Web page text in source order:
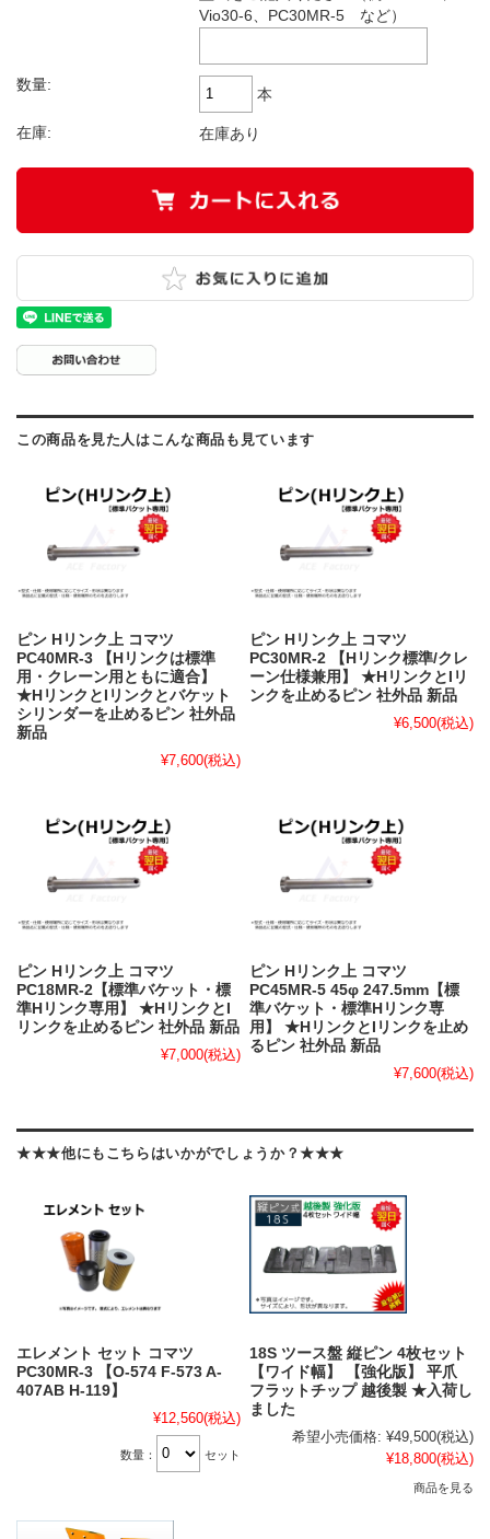
Vio30-6、PC30MR-5 など）
数量:
本
在庫: 在庫あり
この商品を見た人はこんな商品も見ています
ピン Hリンク上 コマツ
PC40MR-3 【Hリンクは標準
用・クレーン用ともに適合】
★HリンクとIリンクとバケット
シリンダーを止めるピン 社外品
新品
¥7,600(税込)
ピン Hリンク上 コマツ
PC30MR-2 【Hリンク標準/クレ
ーン仕様兼用】 ★HリンクとIリ
ンクを止めるピン 社外品 新品
¥6,500(税込)
ピン Hリンク上 コマツ
PC18MR-2【標準バケット・標
準Hリンク専用】 ★HリンクとI
リンクを止めるピン 社外品 新品
¥7,000(税込)
ピン Hリンク上 コマツ
PC45MR-5 45φ 247.5mm【標
準バケット・標準Hリンク専
用】 ★HリンクとIリンクを止め
るピン 社外品 新品
¥7,600(税込)
★★★他にもこちらはいかがでしょうか？★★★
エレメント セット コマツ
PC30MR-3 【O-574 F-573 A-
407AB H-119】
¥12,560(税込)
数量： セット
18S ツース盤 縦ピン 4枚セット
【ワイド幅】 【強化版】 平爪
フラットチップ 越後製 ★入荷し
ました
希望小売価格: ¥49,500(税込)
¥18,800(税込)
商品を見る